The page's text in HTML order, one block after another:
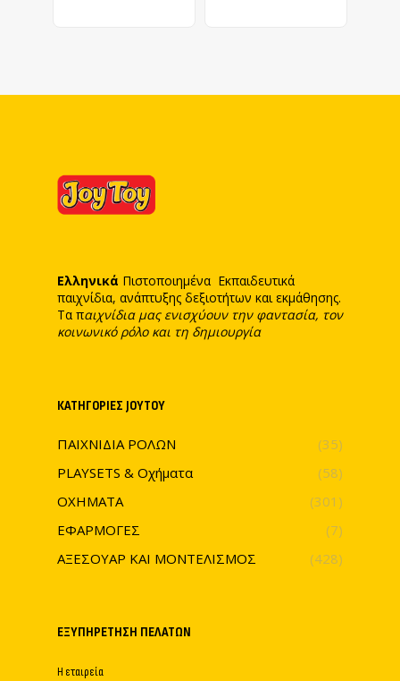
Ελληνικά Πιστοποιημένα Εκπαιδευτικά
παιχνίδια, ανάπτυξης δεξιοτήτων και εκμάθησης.
Τα παιχνίδια μας ενισχύουν την φαντασία, τον
κοινωνικό ρόλο και τη δημιουργία
ΚΑΤΗΓΟΡΊΕΣ JOYTOY
ΠΑΙΧΝΙΔΙΑ ΡΟΛΩΝ
(35)
PLAYSETS & Οχήματα
(58)
ΟΧΗΜΑΤΑ
(301)
ΕΦΑΡΜΟΓΕΣ
(7)
ΑΞΕΣΟΥΑΡ ΚΑΙ ΜΟΝΤΕΛΙΣΜΟΣ
(428)
ΕΞΥΠΗΡΈΤΗΣΗ ΠΕΛΑΤΏΝ
Η εταιρεία